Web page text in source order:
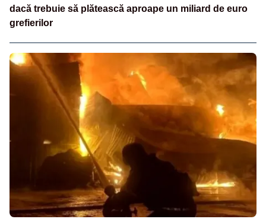
dacă trebuie să plătească aproape un miliard de euro
grefierilor